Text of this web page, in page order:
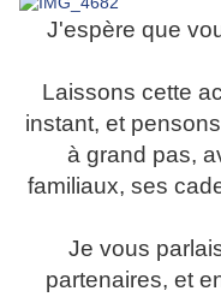
J'espère que
Laissons cette
instant, et
à grand pas,
familiaux, ses
Je vous
partenaires, et